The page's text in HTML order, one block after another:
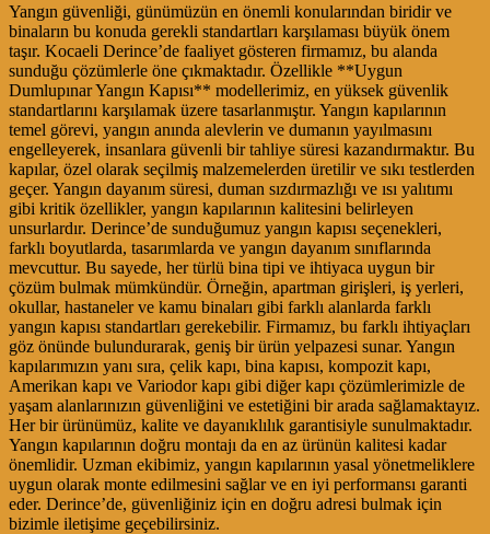
Yangın güvenliği, günümüzün en önemli konularından biridir ve
binaların bu konuda gerekli standartları karşılaması büyük önem
taşır. Kocaeli Derince’de faaliyet gösteren firmamız, bu alanda
sunduğu çözümlerle öne çıkmaktadır. Özellikle **Uygun
Dumlupınar Yangın Kapısı** modellerimiz, en yüksek güvenlik
standartlarını karşılamak üzere tasarlanmıştır. Yangın kapılarının
temel görevi, yangın anında alevlerin ve dumanın yayılmasını
engelleyerek, insanlara güvenli bir tahliye süresi kazandırmaktır. Bu
kapılar, özel olarak seçilmiş malzemelerden üretilir ve sıkı testlerden
geçer. Yangın dayanım süresi, duman sızdırmazlığı ve ısı yalıtımı
gibi kritik özellikler, yangın kapılarının kalitesini belirleyen
unsurlardır. Derince’de sunduğumuz yangın kapısı seçenekleri,
farklı boyutlarda, tasarımlarda ve yangın dayanım sınıflarında
mevcuttur. Bu sayede, her türlü bina tipi ve ihtiyaca uygun bir
çözüm bulmak mümkündür. Örneğin, apartman girişleri, iş yerleri,
okullar, hastaneler ve kamu binaları gibi farklı alanlarda farklı
yangın kapısı standartları gerekebilir. Firmamız, bu farklı ihtiyaçları
göz önünde bulundurarak, geniş bir ürün yelpazesi sunar. Yangın
kapılarımızın yanı sıra, çelik kapı, bina kapısı, kompozit kapı,
Amerikan kapı ve Variodor kapı gibi diğer kapı çözümlerimizle de
yaşam alanlarınızın güvenliğini ve estetiğini bir arada sağlamaktayız.
Her bir ürünümüz, kalite ve dayanıklılık garantisiyle sunulmaktadır.
Yangın kapılarının doğru montajı da en az ürünün kalitesi kadar
önemlidir. Uzman ekibimiz, yangın kapılarının yasal yönetmeliklere
uygun olarak monte edilmesini sağlar ve en iyi performansı garanti
eder. Derince’de, güvenliğiniz için en doğru adresi bulmak için
bizimle iletişime geçebilirsiniz.